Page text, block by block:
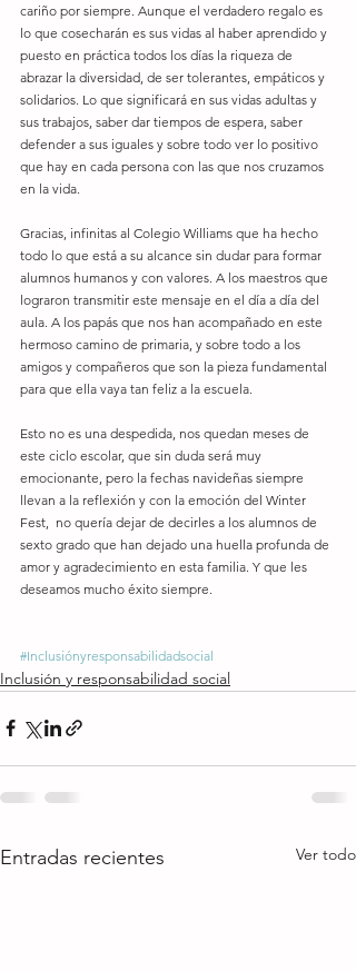
cariño por siempre. Aunque el verdadero regalo es
lo que cosecharán es sus vidas al haber aprendido y
puesto en práctica todos los días la riqueza de
abrazar la diversidad, de ser tolerantes, empáticos y
solidarios. Lo que significará en sus vidas adultas y
sus trabajos, saber dar tiempos de espera, saber
defender a sus iguales y sobre todo ver lo positivo
que hay en cada persona con las que nos cruzamos
en la vida.
Gracias, infinitas al Colegio Williams que ha hecho
todo lo que está a su alcance sin dudar para formar
alumnos humanos y con valores. A los maestros que
lograron transmitir este mensaje en el día a día del
aula. A los papás que nos han acompañado en este
hermoso camino de primaria, y sobre todo a los
amigos y compañeros que son la pieza fundamental
para que ella vaya tan feliz a la escuela.
Esto no es una despedida, nos quedan meses de
este ciclo escolar, que sin duda será muy
emocionante, pero la fechas navideñas siempre
llevan a la reflexión y con la emoción del Winter
Fest,  no quería dejar de decirles a los alumnos de
sexto grado que han dejado una huella profunda de
amor y agradecimiento en esta familia. Y que les
deseamos mucho éxito siempre.
#Inclusiónyresponsabilidadsocial
Inclusión y responsabilidad social
Entradas recientes Ver todo